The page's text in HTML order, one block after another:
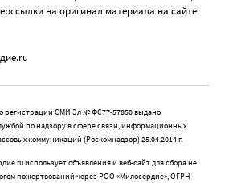
на оригинал материала на сайте
регистрации СМИ Эл № ФС77-57850 выдано
по надзору в сфере связи, информационных
коммуникаций (Роскомнадзор) 25.04.2014 г.
использует объявления и веб-сайт для сбора не
пожертвований через РОО «Милосердие», ОГРН